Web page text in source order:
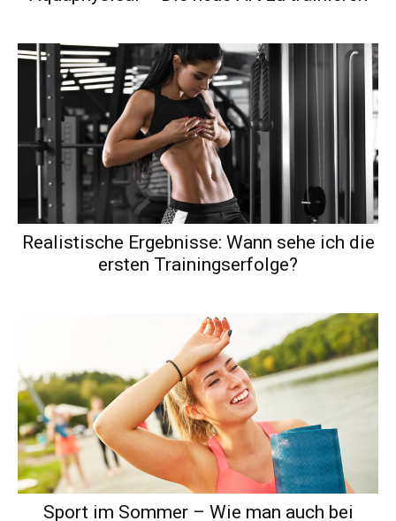
Realistische Ergebnisse: Wann sehe ich die
ersten Trainingserfolge?
Sport im Sommer – Wie man auch bei